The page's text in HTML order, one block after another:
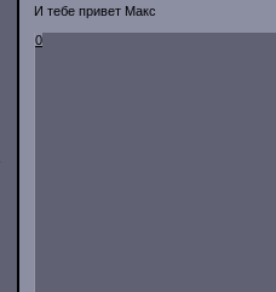
И тебе привет Макс
0